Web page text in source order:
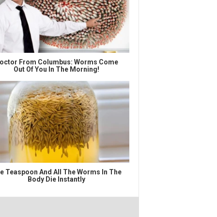
From Columbus: Worms Come
Out Of You In The Morning!
Teaspoon And All The Worms In The
Body Die Instantly